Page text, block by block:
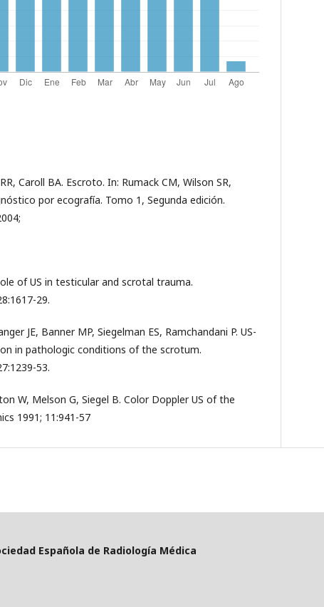
Caroll BA. Escroto. In: Rumack CM, Wilson SR,
por ecografía. Tomo 1, Segunda edición.
of US in testicular and scrotal trauma.
29.
JE, Banner MP, Siegelman ES, Ramchandani P. US-
in pathologic conditions of the scrotum.
53.
W, Melson G, Siegel B. Color Doppler US of the
1991; 11:941-57
Española de Radiología Médica